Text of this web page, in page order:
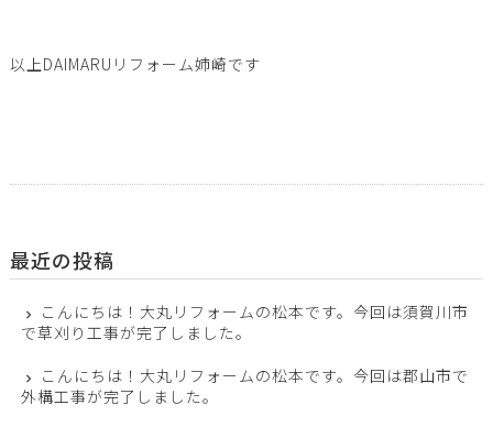
以上DAIMARUリフォーム姉崎です
最近の投稿
こんにちは！大丸リフォームの松本です。今回は須賀川市
で草刈り工事が完了しました。
こんにちは！大丸リフォームの松本です。今回は郡山市で
外構工事が完了しました。